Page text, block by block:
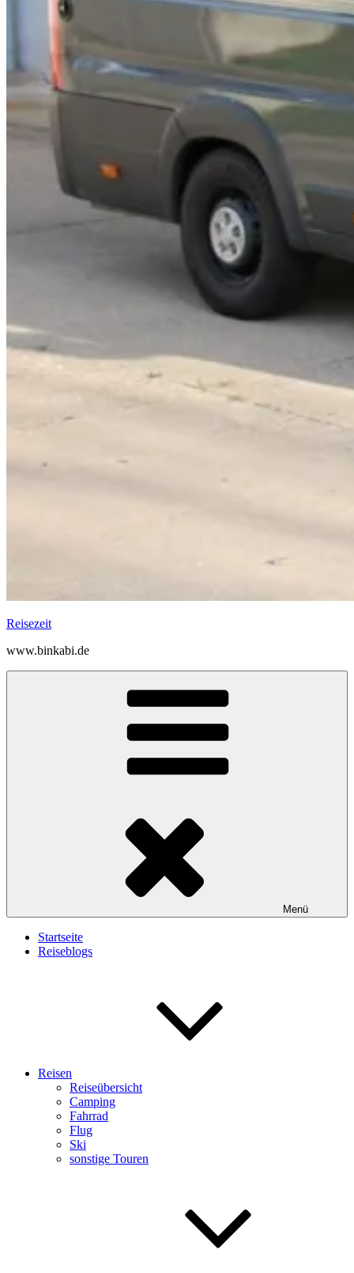
Reisezeit
www.binkabi.de
Menü
Startseite
Reiseblogs
Reisen
Reiseübersicht
Camping
Fahrrad
Flug
Ski
sonstige Touren